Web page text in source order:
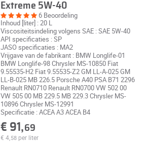
Extreme 5W-40
6 Beoordeling
Inhoud [liter] : 20 L
Viscositeitsindeling volgens SAE : SAE 5W-40
API specificaties : SP
JASO specificaties : MA2
Vrijgave van de fabrikant : BMW Longlife-01
BMW Longlife-98 Chrysler MS-10850 Fiat
9.55535-H2 Fiat 9.55535-Z2 GM LL-A-025 GM
LL-B-025 MB 226.5 Porsche A40 PSA B71 2296
Renault RN0710 Renault RN0700 VW 502 00
VW 505 00 MB 229.5 MB 229.3 Chrysler MS-
10896 Chrysler MS-12991
Specificatie : ACEA A3 ACEA B4
€ 91,69
€ 4, 58 per liter